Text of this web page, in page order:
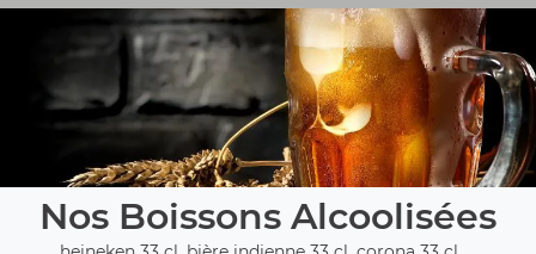
Nos Boissons Alcoolisées